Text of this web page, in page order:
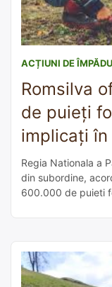
ACȚIUNI DE
Romsilva
de puieți
implicați
Regia Nationala a
din subordine,
600.000 de puieti
aici detalii.